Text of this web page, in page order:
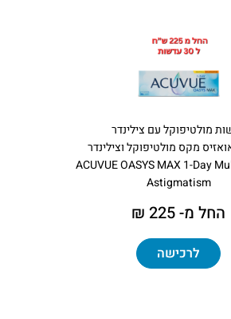
מולטיפוקל עם צילינדר
מקס מולטיפוקל וצילינדר
ACUVUE OASYS MAX 1-Day
Astigmatism
החל מ- 225 ₪
לרכישה